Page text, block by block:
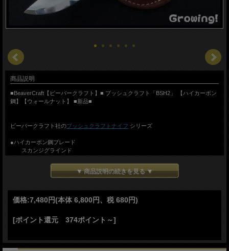
商品説明
■BeaverCraft【ビーバークラフト】■ ブッシュクラフト「BSH2」 【ハイカーボン
鋼】【ウォールナット】 ■新品■
ビーバークラフト社のブッシュクラフトナイフ シリーズ
●ハイカーボン鋼ブレード
スカンジグラインド
●フルタング構造
レザーコード付属
●レザーベルトシース付属
Made in Ukraine
▼ 商品説明の続きを見る ▼
価格:7,480円(本体 6,800円、税 680円)
[ポイント還元 374ポイント～]